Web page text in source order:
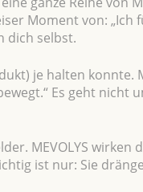
Moment von: „Ich
dich selbst.
je halten konnte.
Es geht
MEVOLYS wirken
ist nur: Sie